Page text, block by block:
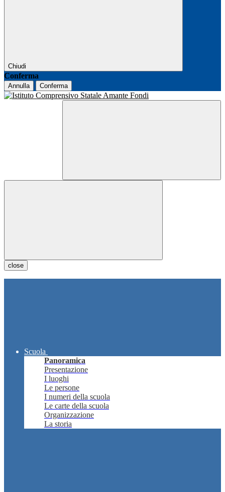
Chiudi
Conferma
Annulla Conferma
close
Scuola
Panoramica
Presentazione
I luoghi
Le persone
I numeri della scuola
Le carte della scuola
Organizzazione
La storia